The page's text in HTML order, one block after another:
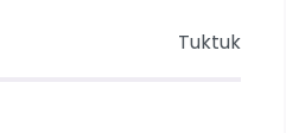
Tuktuk